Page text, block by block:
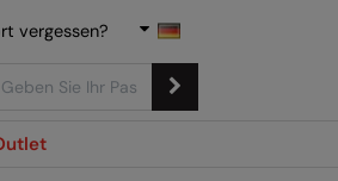
vergessen?